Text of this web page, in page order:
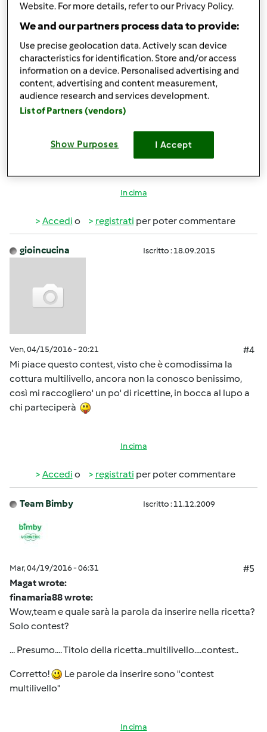
Magat Iscritto : 26.03.2014
Ven, 04/15/2016 - 17:19
finamaria88 wrote:
Wow,team e quale sarà la parola da inserire nella ricetta?
... Presumo.... Titolo della ricetta..multilivello....contest..
In cima
Accedi o registrati per poter commentare
gioincucina Iscritto : 18.09.2015
Ven, 04/15/2016 - 20:21
#4
Mi piace questo contest, visto che è comodissima la
cottura multilivello, ancora non la conosco benissimo,
così mi raccogliero' un po' di ricettine, in bocca al lupo a
chi parteciperà
In cima
Accedi o registrati per poter commentare
Team Bimby Iscritto : 11.12.2009
Mar, 04/19/2016 - 06:31
#5
Magat wrote:
finamaria88 wrote:
Wow,team e quale sarà la parola da inserire nella ricetta?
Solo contest?
... Presumo.... Titolo della ricetta..multilivello....contest..
Corretto!
Le parole da inserire sono "contest
multilivello"
In cima
Website. For more details, refer to our Privacy Policy.
We and our partners process data to provide:
Use precise geolocation data. Actively scan device
characteristics for identification. Store and/or access
information on a device. Personalised advertising and
content, advertising and content measurement,
audience research and services development.
List of Partners (vendors)
Show Purposes I Accept